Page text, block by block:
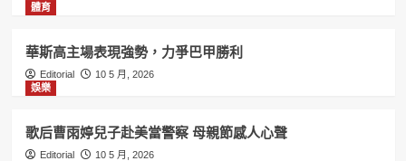
體育
華斯高主場表現強勢，力爭巴甲勝利
Editorial
10 5 月, 2026
娛樂
歌后曹雨婷兒子赴美當警察 母親節感人心聲
Editorial 10 5 月, 2026